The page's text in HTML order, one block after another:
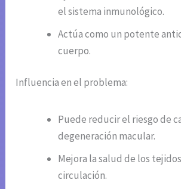
el sistema inmunológico.
Actúa como un potente
cuerpo.
Influencia en el problema:
Puede reducir el riesgo de
degeneración macular.
Mejora la salud de los
circulación.